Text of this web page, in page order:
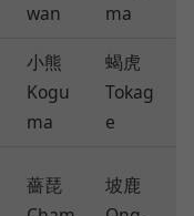
wan
ma
小熊
Kogu
ma
蝎虎
Tokag
e
薔琵
坡鹿